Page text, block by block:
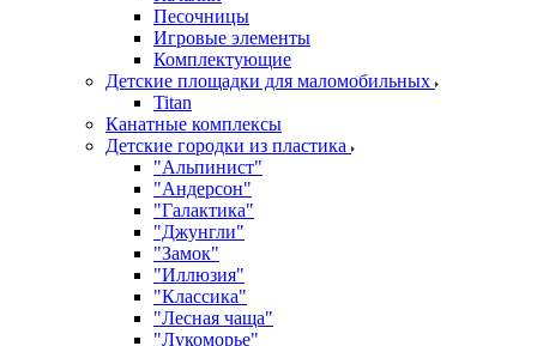
Песочницы
Игровые элементы
Комплектующие
Детские площадки для маломобильных
Titan
Канатные комплексы
Детские городки из пластика
"Альпинист"
"Андерсон"
"Галактика"
"Джунгли"
"Замок"
"Иллюзия"
"Классика"
"Лесная чаща"
"Лукоморье"